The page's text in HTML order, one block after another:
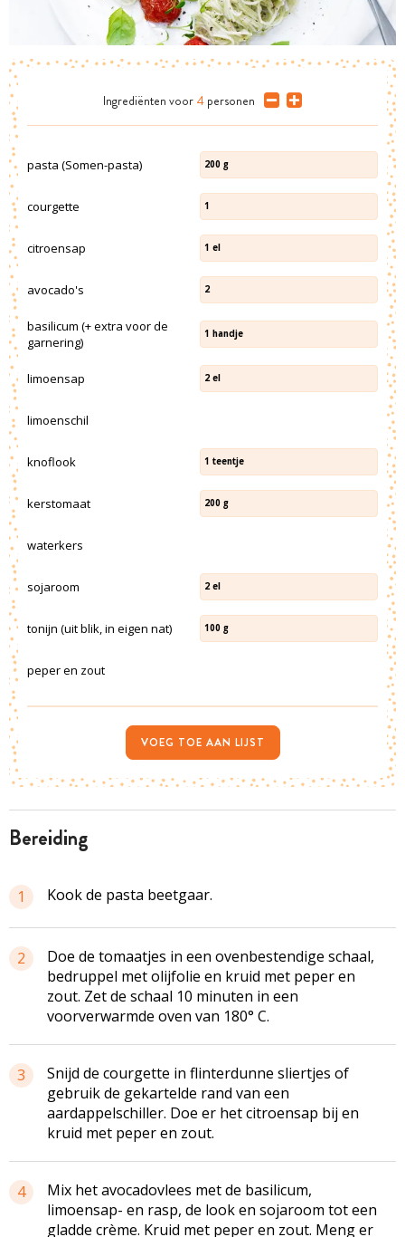
bereiding
1 Kook de pasta beetgaar.
2
Doe de tomaatjes in een ovenbestendige schaal,
bedruppel met olijfolie en kruid met peper en
zout. Zet de schaal 10 minuten in een
voorverwarmde oven van 180° C.
3
Snijd de courgette in flinterdunne sliertjes of
gebruik de gekartelde rand van een
aardappelschiller. Doe er het citroensap bij en
kruid met peper en zout.
4
Mix het avocadovlees met de basilicum,
limoensap- en rasp, de look en sojaroom tot een
gladde crème. Kruid met peper en zout. Meng er
Ingrediënten voor 4 personen
pasta (Somen-pasta) 200 g
courgette 1
citroensap 1 el
avocado's 2
basilicum (+ extra voor de
garnering)
1 handje
limoensap 2 el
limoenschil
knoflook 1 teentje
kerstomaat 200 g
waterkers
sojaroom 2 el
tonijn (uit blik, in eigen nat) 100 g
peper en zout
VOEG TOE AAN LIJST